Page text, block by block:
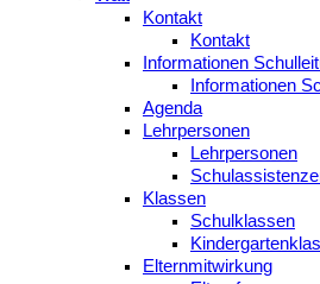
Kontakt
Kontakt
Informationen
Informationen
Agenda
Lehrpersonen
Lehrpersonen
Klassen
Schulklassen
Elternmitwirkung